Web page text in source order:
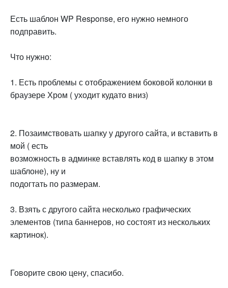
Есть шаблон WP Response, его нужно немного
подправить.
Что нужно:
1. Есть проблемы с отображением боковой колонки в
браузере Хром ( уходит кудато вниз)
2. Позаимствовать шапку у другого сайта, и вставить в
мой ( есть
возможность в админке вставлять код в шапку в этом
шаблоне), ну и
подогтать по размерам.
3. Взять с другого сайта несколько графических
элементов (типа баннеров, но состоят из нескольких
картинок).
Говорите свою цену, спасибо.